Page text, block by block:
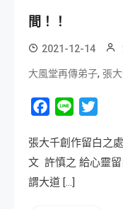
間！！
2021-12-14
大風堂再傳弟子, 張
Facebook
Line
張大千創作留白之
文 許慎之 給心靈
謂大道 […]